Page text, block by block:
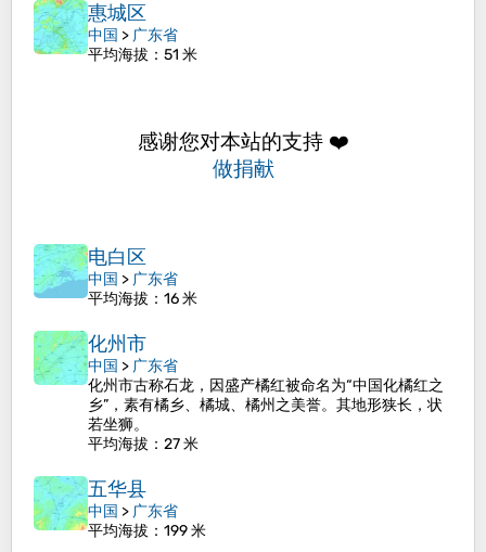
惠城区
中国 > 广东省
平均海拔 ：51 米
感谢您对本站的支持 ❤️
做捐献
电白区
中国 > 广东省
平均海拔 ：16 米
化州市
中国 > 广东省
化州市古称石龙，因盛产橘红被命名为“中国化橘红之
乡”，素有橘乡、橘城、橘州之美誉。其地形狭长，状
若坐狮。
平均海拔 ：27 米
五华县
中国 > 广东省
平均海拔 ：199 米